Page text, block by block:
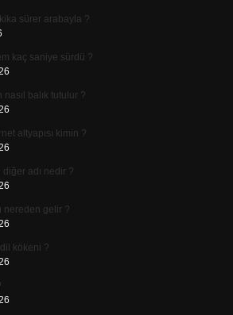
sürer arabayla ?
kaç saniye sürdü ?
nasıl balık tutulur ?
altyapısı kimin ?
diğer adı nedir ?
nereden gelir ?
kökeni ?